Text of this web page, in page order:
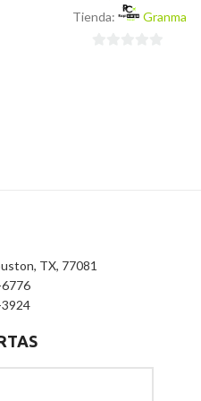
Tienda:
Granma
TX, 77081